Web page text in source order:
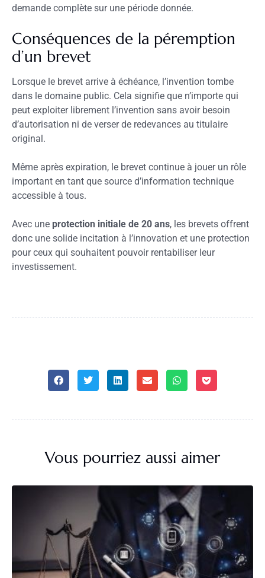
demande complète sur une période donnée.
Conséquences de la péremption
d’un brevet
Lorsque le brevet arrive à échéance, l’invention tombe
dans le domaine public. Cela signifie que n’importe qui
peut exploiter librement l’invention sans avoir besoin
d’autorisation ni de verser de redevances au titulaire
original.
Même après expiration, le brevet continue à jouer un rôle
important en tant que source d’information technique
accessible à tous.
Avec une protection initiale de 20 ans, les brevets offrent
donc une solide incitation à l’innovation et une protection
pour ceux qui souhaitent pouvoir rentabiliser leur
investissement.
Vous pourriez aussi aimer